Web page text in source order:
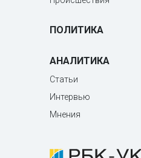
ПОЛИТИКА
АНАЛИТИКА
Статьи
Интервью
Мнения